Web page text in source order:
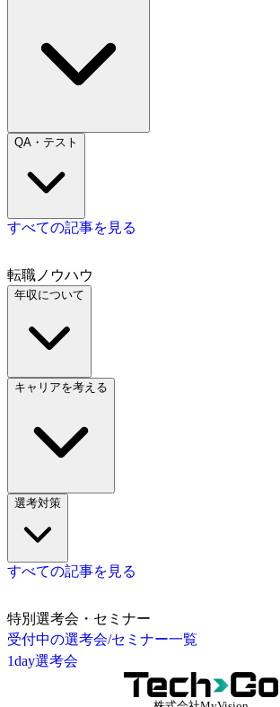
QA・テスト
すべての記事を見る
転職ノウハウ
年収について
キャリアを考える
選考対策
すべての記事を見る
特別選考会・セミナー
受付中の選考会/セミナー一覧
1day選考会